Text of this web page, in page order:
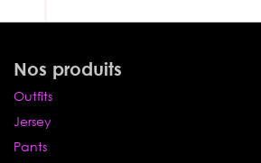
Nos produits
Outfits
Jersey
Pants